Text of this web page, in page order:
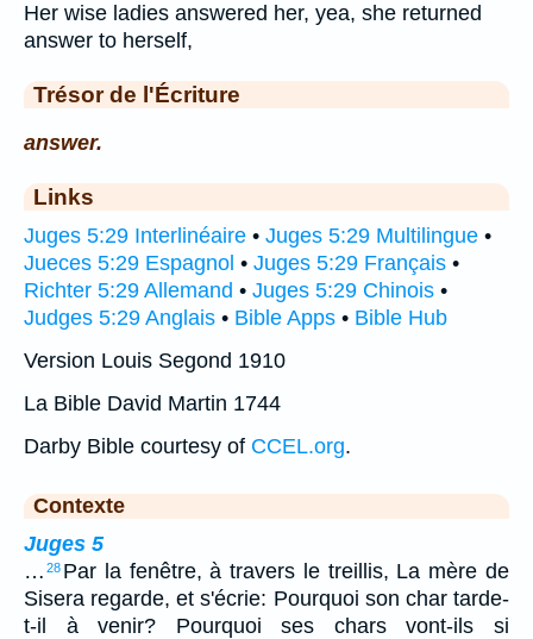
Her wise ladies answered her, yea, she returned
answer to herself,
Trésor de l'Écriture
answer.
Links
Juges 5:29 Interlinéaire • Juges 5:29 Multilingue •
Jueces 5:29 Espagnol • Juges 5:29 Français •
Richter 5:29 Allemand • Juges 5:29 Chinois •
Judges 5:29 Anglais • Bible Apps • Bible Hub
Version Louis Segond 1910
La Bible David Martin 1744
Darby Bible courtesy of CCEL.org.
Contexte
Juges 5
… 28 Par la fenêtre, à travers le treillis, La mère de
Sisera regarde, et s'écrie: Pourquoi son char tarde-
t-il à venir? Pourquoi ses chars vont-ils si